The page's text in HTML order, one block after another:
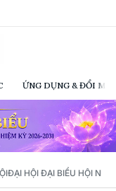
ỨNG DỤNG & ĐỔI
ĐẠI HỘI ĐẠI BIỂU HỘI NỮ